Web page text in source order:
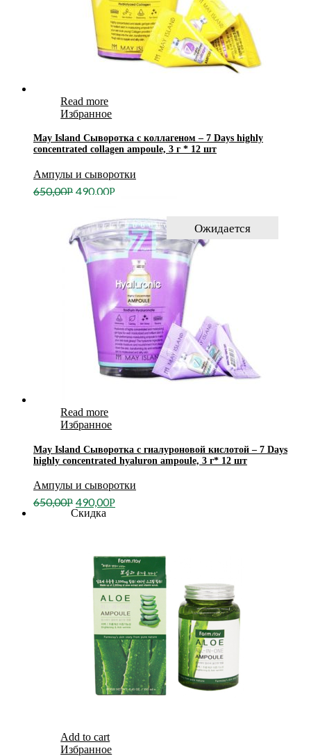
Read more
Избранное
May Island Сыворотка с коллагеном – 7 Days highly
concentrated collagen ampoule, 3 г * 12 шт
Ампулы и сыворотки
650,00Р 490,00Р
Ожидается
Read more
Избранное
May Island Сыворотка с гиалуроновой кислотой – 7 Days
highly concentrated hyaluron ampoule, 3 г* 12 шт
Ампулы и сыворотки
650,00Р 490,00Р
Скидка
Add to cart
Избранное